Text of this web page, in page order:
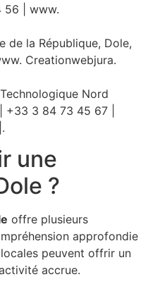
56 | www.
de la République, Dole,
Creationwebjura.
Nord
+33 3 84 73 45 67 |
une
?
offre plusieurs
approfondie
peuvent offrir un
accrue.